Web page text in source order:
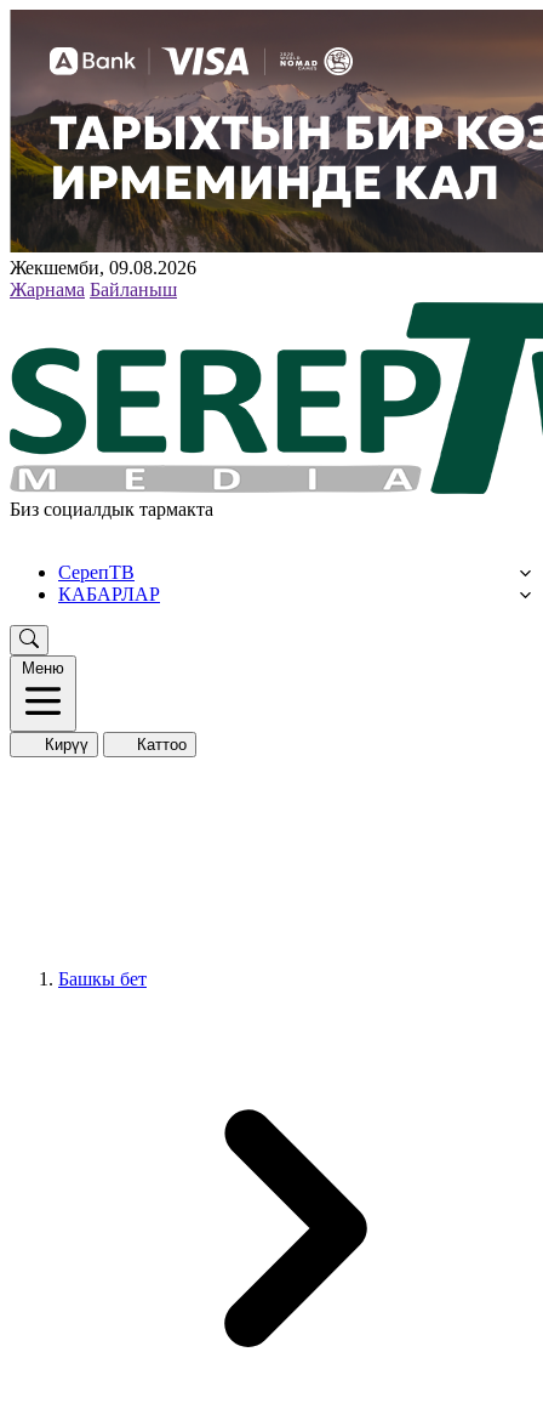
Жекшемби, 09.08.2026
Жарнама Байланыш
Биз социалдык тармакта
СерепТВ
КАБАРЛАР
Меню
Кирүү Каттоо
Башкы бет